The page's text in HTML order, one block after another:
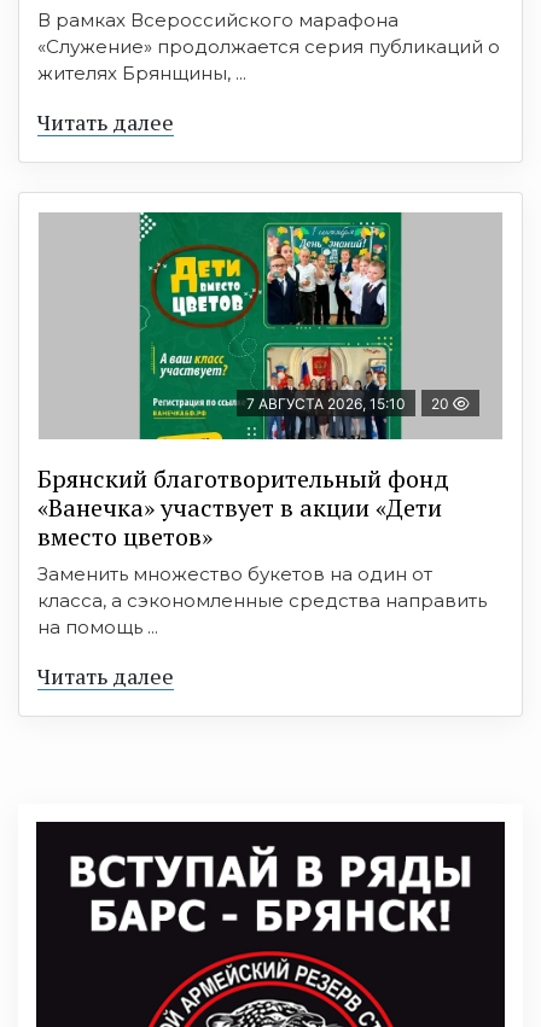
В рамках Всероссийского марафона
«Служение» продолжается серия публикаций о
жителях Брянщины, ...
Читать далее
7 АВГУСТА 2026, 15:10 20
Брянский благотворительный фонд
«Ванечка» участвует в акции «Дети
вместо цветов»
Заменить множество букетов на один от
класса, а сэкономленные средства направить
на помощь ...
Читать далее